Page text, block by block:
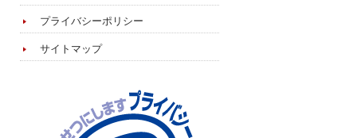
プライバシーポリシー
サイトマップ